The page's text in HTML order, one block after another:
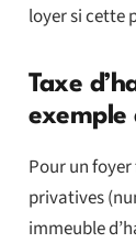
loyer si cette
Taxe
exemple
Pour un
privatives
immeuble